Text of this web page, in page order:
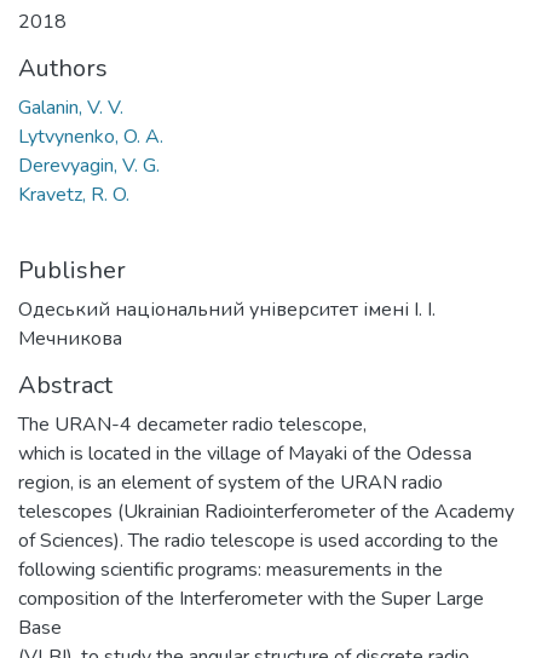
2018
Authors
Galanin, V. V.
Lytvynenko, O. A.
Derevyagin, V. G.
Kravetz, R. O.
Publisher
Одеський національний університет імені І. І.
Мечникова
Abstract
The URAN-4 decameter radio telescope,
which is located in the village of Mayaki of the Odessa
region, is an element of system of the URAN radio
telescopes (Ukrainian Radiointerferometer of the Academy
of Sciences). The radio telescope is used according to the
following scientific programs: measurements in the
composition of the Interferometer with the Super Large
Base